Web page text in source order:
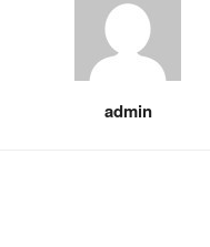
admin